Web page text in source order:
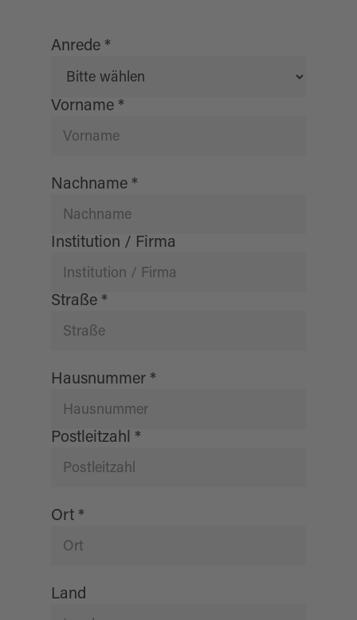
Anrede *
Vorname *
Nachname *
Institution / Firma
Straße *
Hausnummer *
Postleitzahl *
Ort *
Land